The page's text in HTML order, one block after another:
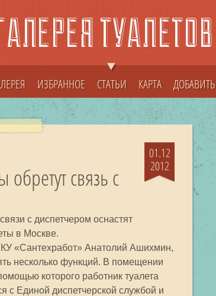
ИЗБРАННОЕ СТАТЬИ КАРТА ДОБАВИТЬ
01.12
2012
связь с
с диспетчером оснастят
в Москве.
«Сантехработ» Анатолий Ашихмин,
несколько функций. В помещении
которого работник туалета
с Единой диспетчерской службой и